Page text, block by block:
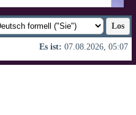
Es ist: 07.08.2026, 05:07